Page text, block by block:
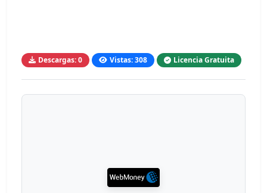
Descargas: 0 Vistas: 308 Licencia Gratuita